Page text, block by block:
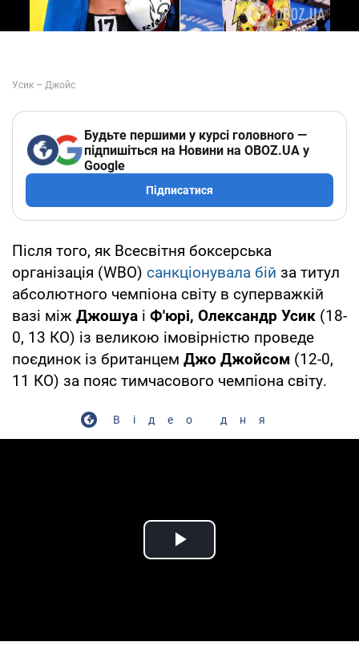
Будьте першими у курсі головного —
підпишіться на Новини на OBOZ.UA у
Google
Підписатися
Після того, як Всесвітня боксерська
організація (WBO) санкціонувала бій за титул
абсолютного чемпіона світу в суперважкій
вазі між Джошуа і Ф'юрі, Олександр Усик (18-
0, 13 КО) із великою імовірністю проведе
поєдинок із британцем Джо Джойсом (12-0,
11 КО) за пояс тимчасового чемпіона світу.
Відео дня
Play Video